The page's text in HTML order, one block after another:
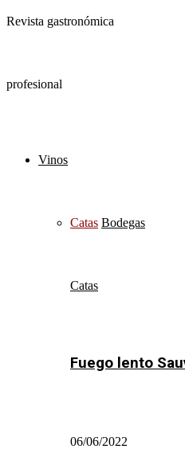
Revista gastronómica
profesional
Vinos
Catas Bodegas
Catas
Fuego lento
06/06/2022